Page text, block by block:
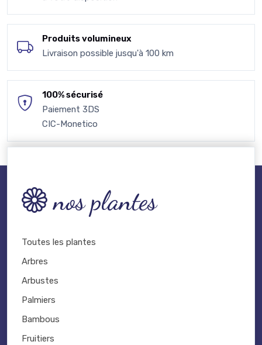
Produits volumineux
Livraison possible jusqu'à 100 km
100% sécurisé
Paiement 3DS
CIC-Monetico
nos plantes
Toutes les plantes
Arbres
Arbustes
Palmiers
Bambous
Fruitiers